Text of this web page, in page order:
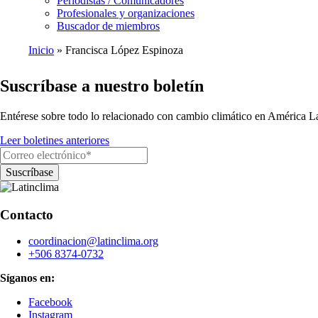
Profesionales y organizaciones
Buscador de miembros
de
Inicio Francisca López Espinoza
Suscríbase a nuestro boletín
Entérese sobre todo lo relacionado con cambio climático en América
Leer boletines anteriores
Contacto
coordinacion@latinclima.org
+506 8374-0732
Síganos en:
Facebook
Instagram